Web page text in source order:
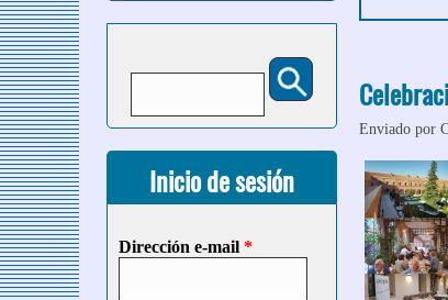
Enviado por
Formulario de búsqueda
Inicio de sesión
Dirección e-mail *